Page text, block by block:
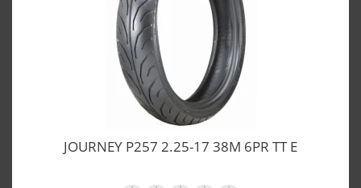
JOURNEY P257 2.25-17 38M 6PR TT E